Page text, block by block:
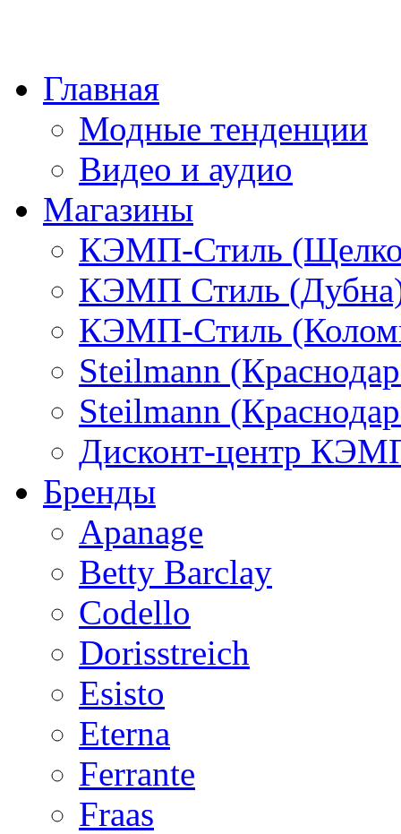
Главная
Модные тенденции
Видео и аудио
Магазины
КЭМП-Стиль
КЭМП Стиль
КЭМП-Стиль
Steilmann
Steilmann
Дисконт-центр
Бренды
Apanage
Betty Barclay
Codello
Dorisstreich
Esisto
Eterna
Ferrante
Fraas